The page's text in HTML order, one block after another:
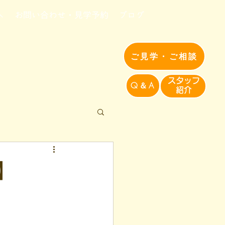
ご見学・ご相談
Q＆A
​スタッフ
紹介​
お問い合わせ・見学予約 ブログ